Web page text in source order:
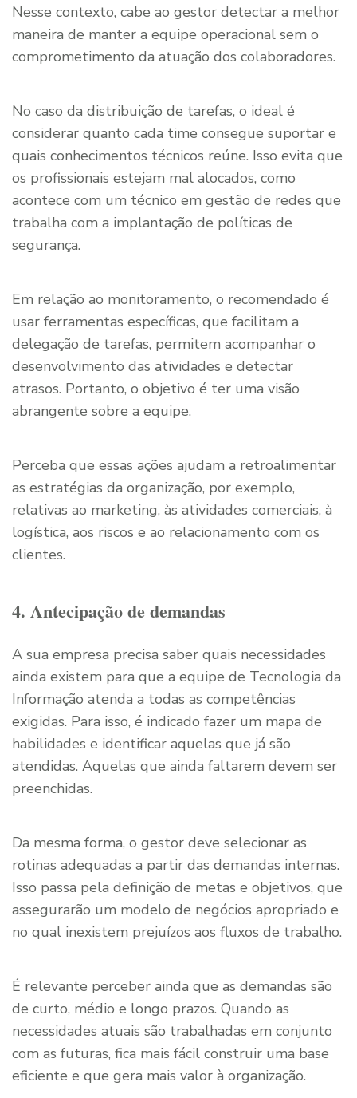
Nesse contexto, cabe ao gestor detectar a melhor
maneira de manter a equipe operacional sem o
comprometimento da atuação dos colaboradores.
No caso da distribuição de tarefas, o ideal é
considerar quanto cada time consegue suportar e
quais conhecimentos técnicos reúne. Isso evita que
os profissionais estejam mal alocados, como
acontece com um técnico em gestão de redes que
trabalha com a implantação de políticas de
segurança.
Em relação ao monitoramento, o recomendado é
usar ferramentas específicas, que facilitam a
delegação de tarefas, permitem acompanhar o
desenvolvimento das atividades e detectar
atrasos. Portanto, o objetivo é ter uma visão
abrangente sobre a equipe.
Perceba que essas ações ajudam a retroalimentar
as estratégias da organização, por exemplo,
relativas ao marketing, às atividades comerciais, à
logística, aos riscos e ao relacionamento com os
clientes.
4. Antecipação de demandas
A sua empresa precisa saber quais necessidades
ainda existem para que a equipe de Tecnologia da
Informação atenda a todas as competências
exigidas. Para isso, é indicado fazer um mapa de
habilidades e identificar aquelas que já são
atendidas. Aquelas que ainda faltarem devem ser
preenchidas.
Da mesma forma, o gestor deve selecionar as
rotinas adequadas a partir das demandas internas.
Isso passa pela definição de metas e objetivos, que
assegurarão um modelo de negócios apropriado e
no qual inexistem prejuízos aos fluxos de trabalho.
É relevante perceber ainda que as demandas são
de curto, médio e longo prazos. Quando as
necessidades atuais são trabalhadas em conjunto
com as futuras, fica mais fácil construir uma base
eficiente e que gera mais valor à organização.